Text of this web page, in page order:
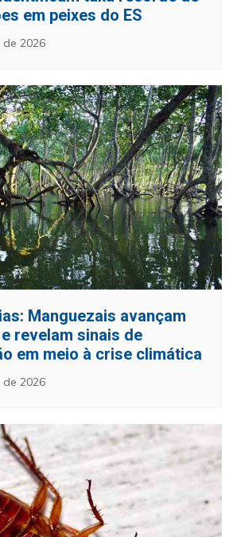
em peixes do ES
2026
Manguezais avançam
revelam sinais de
em meio à crise climática
2026